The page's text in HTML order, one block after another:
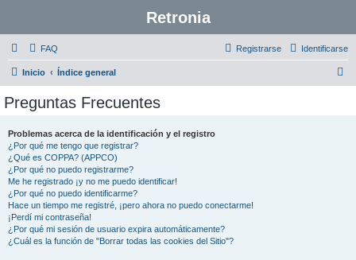
Retronia
FAQ Identificarse
Registrarse
Inicio Índice general
Preguntas Frecuentes
Problemas acerca de la identificación y el registro
¿Por qué me tengo que registrar?
¿Qué es COPPA? (APPCO)
¿Por qué no puedo registrarme?
Me he registrado ¡y no me puedo identificar!
¿Por qué no puedo identificarme?
Hace un tiempo me registré, ¡pero ahora no puedo conectarme!
¡Perdí mi contraseña!
¿Por qué mi sesión de usuario expira automáticamente?
¿Cuál es la función de "Borrar todas las cookies del Sitio"?